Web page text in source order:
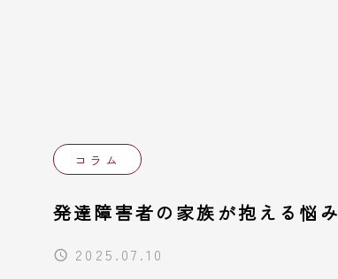
コラム
発達障害者の家族が抱える悩み
2025.07.10